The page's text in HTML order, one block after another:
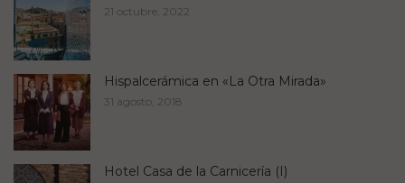
21 octubre, 2022
Hispalcerámica en «La Otra Mirada»
31 agosto, 2018
Hotel Casa de la Carnicería (I)